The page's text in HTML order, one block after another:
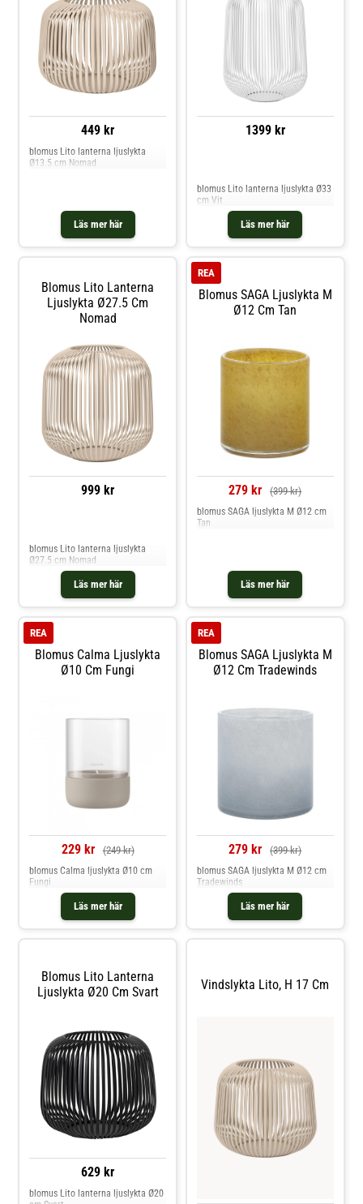
449 kr
Läs mer här
blomus Lito lanterna ljuslykta
Ø13.5 cm Nomad
1399 kr
Läs mer här
blomus Lito lanterna ljuslykta Ø33
cm Vit
Blomus Lito Lanterna
Ljuslykta Ø27.5 Cm
Nomad
999 kr
Läs mer här
blomus Lito lanterna ljuslykta
Ø27.5 cm Nomad
Blomus SAGA Ljuslykta M
Ø12 Cm Tan
REA
279 kr (399 kr)
Läs mer här
blomus SAGA ljuslykta M Ø12 cm
Tan
Blomus Calma Ljuslykta
Ø10 Cm Fungi
REA
229 kr (249 kr)
Läs mer här
blomus Calma ljuslykta Ø10 cm
Fungi
Blomus SAGA Ljuslykta M
Ø12 Cm Tradewinds
REA
279 kr (399 kr)
Läs mer här
blomus SAGA ljuslykta M Ø12 cm
Tradewinds
Blomus Lito Lanterna
Ljuslykta Ø20 Cm Svart
629 kr
blomus Lito lanterna ljuslykta Ø20
Vindslykta Lito, H 17 Cm